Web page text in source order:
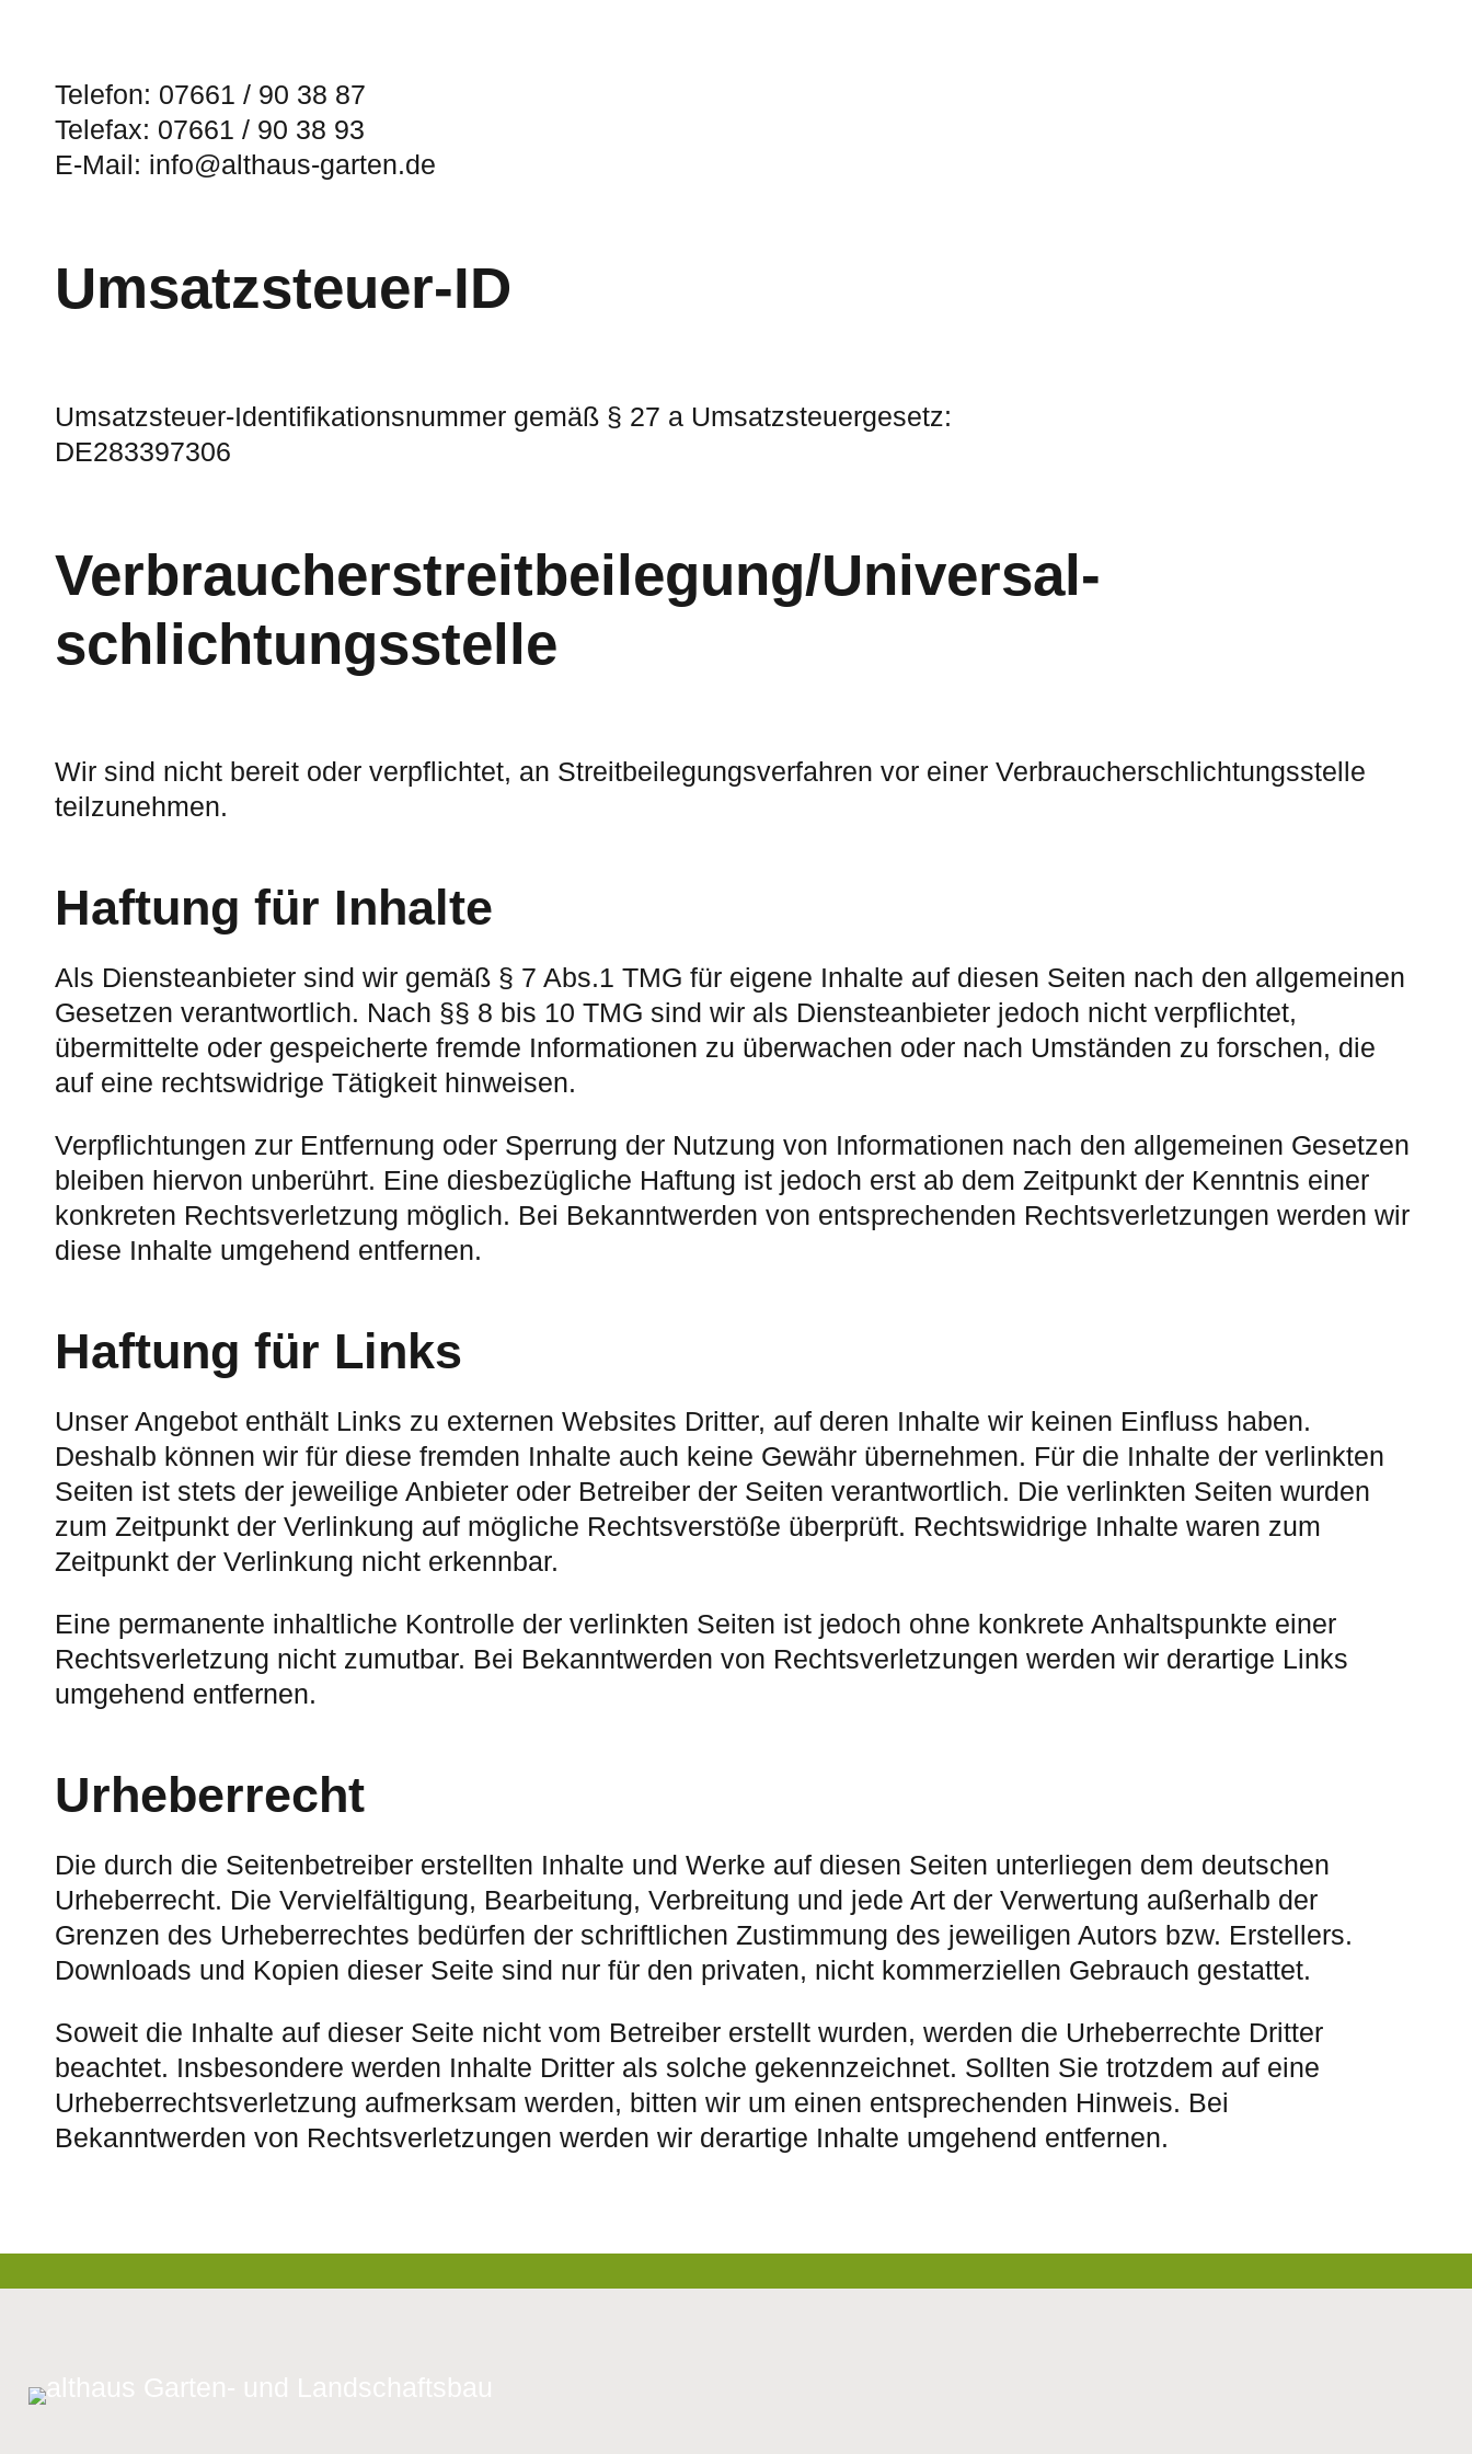
Telefon: 07661 / 90 38 87
Telefax: 07661 / 90 38 93
E-Mail: info@althaus-garten.de
Umsatzsteuer-ID
Umsatzsteuer-Identifikationsnummer gemäß § 27 a Umsatzsteuergesetz:
DE283397306
Verbraucher­streit­beilegung/Universal­
schlichtungs­stelle
Wir sind nicht bereit oder verpflichtet, an Streitbeilegungsverfahren vor einer Verbraucherschlichtungsstelle
teilzunehmen.
Haftung für Inhalte
Als Diensteanbieter sind wir gemäß § 7 Abs.1 TMG für eigene Inhalte auf diesen Seiten nach den allgemeinen
Gesetzen verantwortlich. Nach §§ 8 bis 10 TMG sind wir als Diensteanbieter jedoch nicht verpflichtet,
übermittelte oder gespeicherte fremde Informationen zu überwachen oder nach Umständen zu forschen, die
auf eine rechtswidrige Tätigkeit hinweisen.
Verpflichtungen zur Entfernung oder Sperrung der Nutzung von Informationen nach den allgemeinen Gesetzen
bleiben hiervon unberührt. Eine diesbezügliche Haftung ist jedoch erst ab dem Zeitpunkt der Kenntnis einer
konkreten Rechtsverletzung möglich. Bei Bekanntwerden von entsprechenden Rechtsverletzungen werden wir
diese Inhalte umgehend entfernen.
Haftung für Links
Unser Angebot enthält Links zu externen Websites Dritter, auf deren Inhalte wir keinen Einfluss haben.
Deshalb können wir für diese fremden Inhalte auch keine Gewähr übernehmen. Für die Inhalte der verlinkten
Seiten ist stets der jeweilige Anbieter oder Betreiber der Seiten verantwortlich. Die verlinkten Seiten wurden
zum Zeitpunkt der Verlinkung auf mögliche Rechtsverstöße überprüft. Rechtswidrige Inhalte waren zum
Zeitpunkt der Verlinkung nicht erkennbar.
Eine permanente inhaltliche Kontrolle der verlinkten Seiten ist jedoch ohne konkrete Anhaltspunkte einer
Rechtsverletzung nicht zumutbar. Bei Bekanntwerden von Rechtsverletzungen werden wir derartige Links
umgehend entfernen.
Urheberrecht
Die durch die Seitenbetreiber erstellten Inhalte und Werke auf diesen Seiten unterliegen dem deutschen
Urheberrecht. Die Vervielfältigung, Bearbeitung, Verbreitung und jede Art der Verwertung außerhalb der
Grenzen des Urheberrechtes bedürfen der schriftlichen Zustimmung des jeweiligen Autors bzw. Erstellers.
Downloads und Kopien dieser Seite sind nur für den privaten, nicht kommerziellen Gebrauch gestattet.
Soweit die Inhalte auf dieser Seite nicht vom Betreiber erstellt wurden, werden die Urheberrechte Dritter
beachtet. Insbesondere werden Inhalte Dritter als solche gekennzeichnet. Sollten Sie trotzdem auf eine
Urheberrechtsverletzung aufmerksam werden, bitten wir um einen entsprechenden Hinweis. Bei
Bekanntwerden von Rechtsverletzungen werden wir derartige Inhalte umgehend entfernen.